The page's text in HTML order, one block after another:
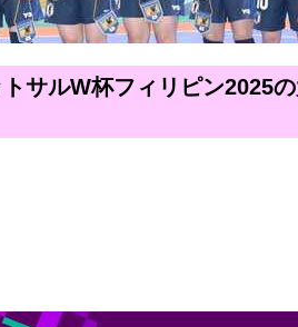
サルW杯フィリピン2025